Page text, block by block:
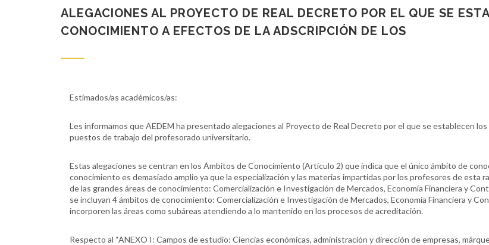
ALEGACIONES AL PROYECTO DE REAL DECRETO POR EL QUE SE
CONOCIMIENTO A EFECTOS DE LA ADSCRIPCIÓN DE LOS
Estimados/as académicos/as:
Les informamos que AEDEM ha presentado alegaciones al Proyecto de Real Decreto por el que se establecen
puestos de trabajo del profesorado universitario.
Estas alegaciones se centran en los Ámbitos de Conocimiento (Artículo 2) que indica que el único ámbito de
conocimiento es demasiado amplio ya que la especialización y las materias impartidas por los profesores de
de las grandes áreas de conocimiento: Comercialización e Investigación de Mercados, Economía Financiera y
se incluyan 4 ámbitos de conocimiento: Comercialización e Investigación de Mercados, Economía Financiera y
incorporen las áreas como subáreas atendiendo a lo mantenido en los procesos de acreditación.
Respecto al “ANEXO I: Campos de estudio: Ciencias económicas, administración y dirección de empresas,